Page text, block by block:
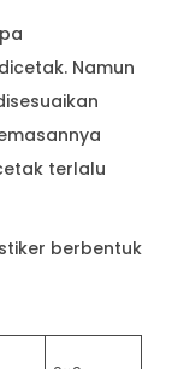
Namun
terlalu
berbentuk